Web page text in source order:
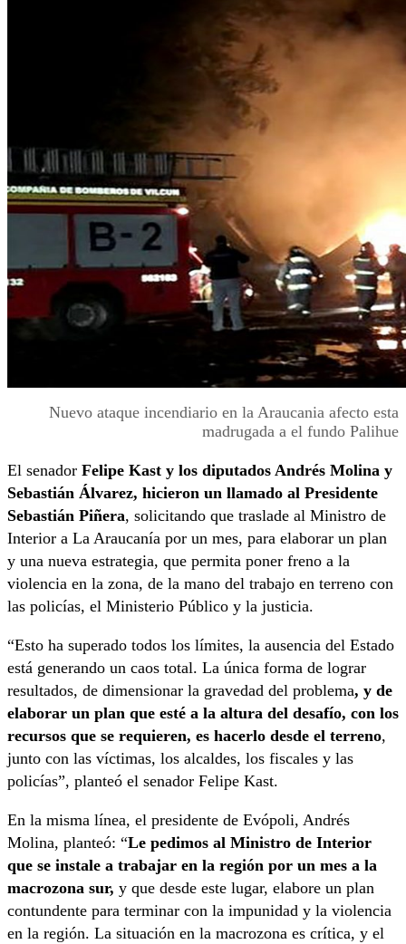
Nuevo ataque incendiario en la Araucania afecto esta
madrugada a el fundo Palihue
El senador Felipe Kast y los diputados Andrés Molina y
Sebastián Álvarez, hicieron un llamado al Presidente
Sebastián Piñera, solicitando que traslade al Ministro de
Interior a La Araucanía por un mes, para elaborar un plan
y una nueva estrategia, que permita poner freno a la
violencia en la zona, de la mano del trabajo en terreno con
las policías, el Ministerio Público y la justicia.
“Esto ha superado todos los límites, la ausencia del Estado
está generando un caos total. La única forma de lograr
resultados, de dimensionar la gravedad del problema, y de
elaborar un plan que esté a la altura del desafío, con los
recursos que se requieren, es hacerlo desde el terreno,
junto con las víctimas, los alcaldes, los fiscales y las
policías”, planteó el senador Felipe Kast.
En la misma línea, el presidente de Evópoli, Andrés
Molina, planteó: “Le pedimos al Ministro de Interior
que se instale a trabajar en la región por un mes a la
macrozona sur, y que desde este lugar, elabore un plan
contundente para terminar con la impunidad y la violencia
en la región. La situación en la macrozona es crítica, y el